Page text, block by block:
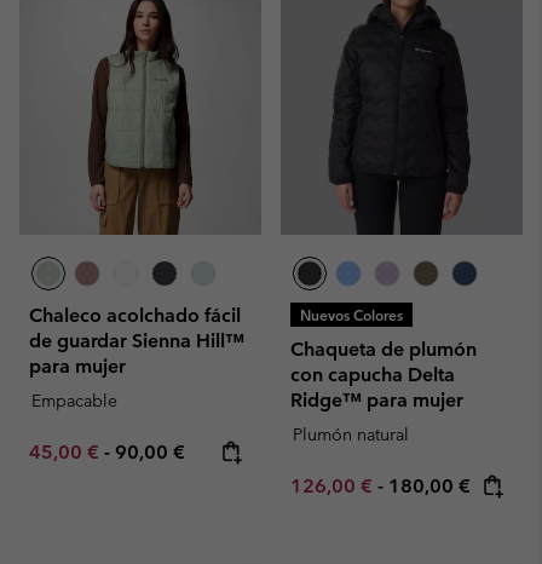
Chaleco acolchado fácil
de guardar Sienna Hill™
para mujer
Empacable
Minimum sale price:
45,00 € - Maximum price:
90,00 €
Nuevos Colores
Chaqueta de plumón
con capucha Delta
Ridge™ para mujer
Plumón natural
Minimum sale price:
126,00 € - Maximum price:
180,00 €